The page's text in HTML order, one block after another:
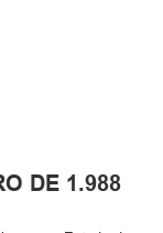
DE 1.988